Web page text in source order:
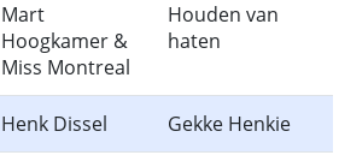
Mart
Hoogkamer &
Miss Montreal
Houden van
haten
Henk Dissel Gekke Henkie